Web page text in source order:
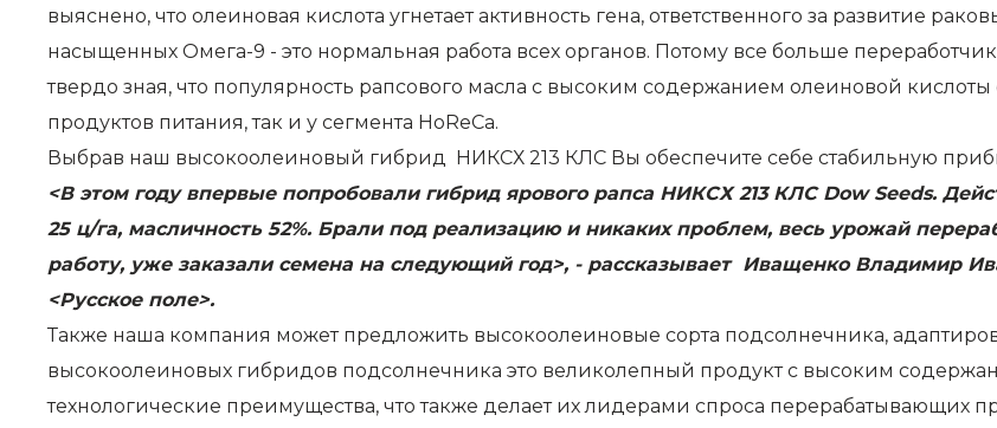
выяснено, что олеиновая кислота угнетает активность гена, ответственного за развитие
насыщенных Омега-9 - это нормальная работа всех органов. Потому все больше
твердо зная, что популярность рапсового масла с высоким содержанием олеиновой
продуктов питания, так и у сегмента HoReCa.
Выбрав наш высокоолеиновый гибрид НИКСХ 213 КЛС Вы обеспечите себе стабильную
<В этом году впервые попробовали гибрид ярового рапса НИКСХ 213 КЛС Dow Seeds.
25 ц/га, масличность 52%. Брали под реализацию и никаких проблем, весь урожай
работу, уже заказали семена на следующий год>, - рассказывает Иващенко Владимир
<Русское поле>.
Также наша компания может предложить высокоолеиновые сорта подсолнечника,
высокоолеиновых гибридов подсолнечника это великолепный продукт с высоким
технологические преимущества, что также делает их лидерами спроса перерабатывающих